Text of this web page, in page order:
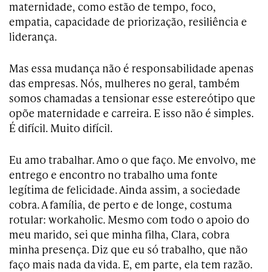
maternidade, como estão de tempo, foco,
empatia, capacidade de priorização, resiliência e
liderança.
Mas essa mudança não é responsabilidade apenas
das empresas. Nós, mulheres no geral, também
somos chamadas a tensionar esse estereótipo que
opõe maternidade e carreira. E isso não é simples.
É difícil. Muito difícil.
Eu amo trabalhar. Amo o que faço. Me envolvo, me
entrego e encontro no trabalho uma fonte
legítima de felicidade. Ainda assim, a sociedade
cobra. A família, de perto e de longe, costuma
rotular: workaholic. Mesmo com todo o apoio do
meu marido, sei que minha filha, Clara, cobra
minha presença. Diz que eu só trabalho, que não
faço mais nada da vida. E, em parte, ela tem razão.